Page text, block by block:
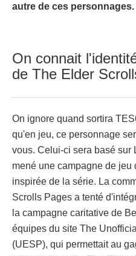
autre de ces personnages.
On connait
de The Elder
On ignore quand sortira
qu'en jeu, ce personnage
vous. Celui-ci sera basé sur
mené une campagne de jeu
inspirée de la série. La
Scrolls Pages a tenté
la campagne caritative de
équipes du site The
(UESP), qui permettait au